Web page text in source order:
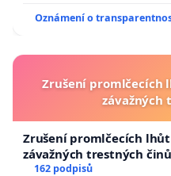
Oznámení o
Zrušení promlčecích
závažných
Zrušení promlčecích
závažných trestných činů
162 podpisů